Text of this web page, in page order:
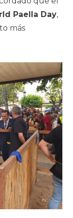
Paella Day,
más